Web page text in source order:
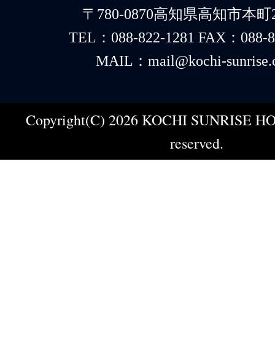
〒780-0870高知県高知市本町
TEL：088-822-1281 FAX：088-
MAIL：mail@kochi-
Copyright(C) 2026 KOCHI SUNRISE
reserved.